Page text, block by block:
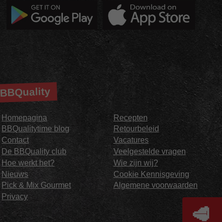
BBQuality
Homepagina
BBQualitytime blog
Contact
De BBQuality club
Hoe werkt het?
Nieuws
Pick & Mix Gourmet
Privacy
Recepten
Retourbeleid
Vacatures
Veelgestelde vragen
Wie zijn wij?
Cookie Kennisgeving
Algemene voorwaarden
🥩